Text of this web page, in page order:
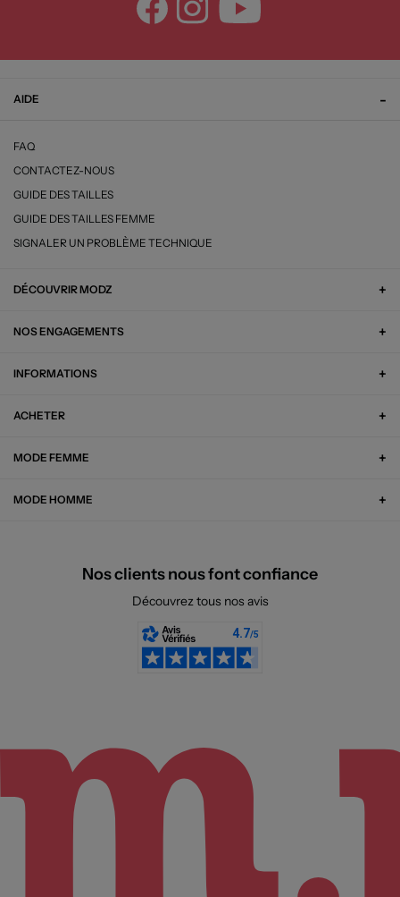
AIDE
FAQ
CONTACTEZ-NOUS
GUIDE DES TAILLES
GUIDE DES TAILLES FEMME
SIGNALER UN PROBLÈME TECHNIQUE
DÉCOUVRIR MODZ
NOS ENGAGEMENTS
INFORMATIONS
ACHETER
MODE FEMME
MODE HOMME
Nos clients nous font confiance
Découvrez tous nos avis